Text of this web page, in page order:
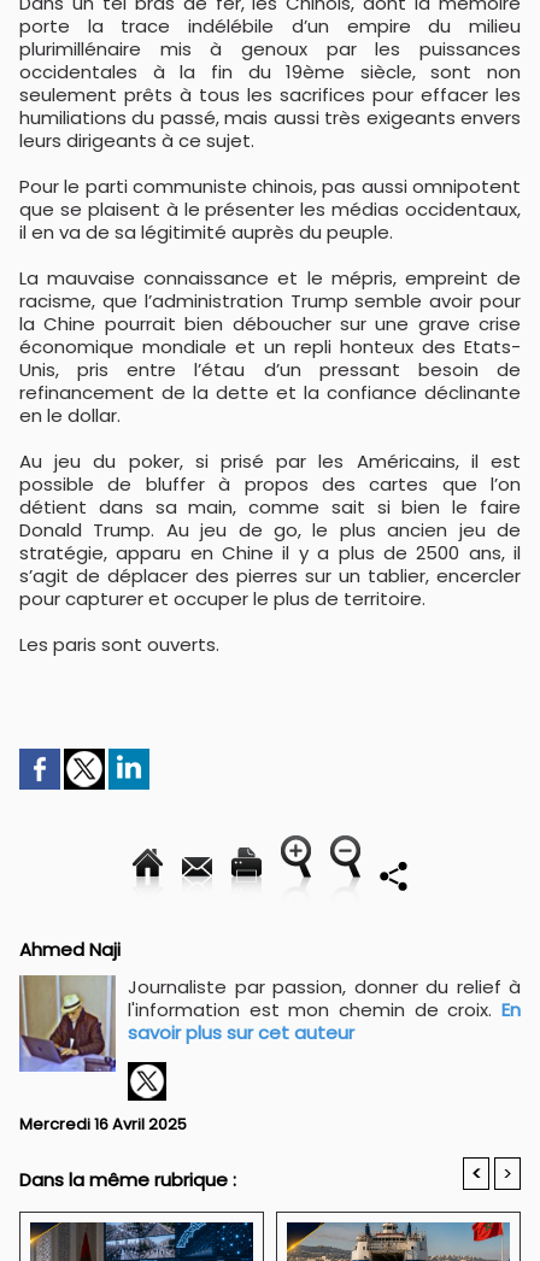
porte la trace indélébile d’un empire du milieu
plurimillénaire mis à genoux par les puissances
occidentales à la fin du 19ème siècle, sont non
seulement prêts à tous les sacrifices pour effacer les
humiliations du passé, mais aussi très exigeants envers
leurs dirigeants à ce sujet.
Pour le parti communiste chinois, pas aussi omnipotent
que se plaisent à le présenter les médias occidentaux,
il en va de sa légitimité auprès du peuple.
La mauvaise connaissance et le mépris, empreint de
racisme, que l’administration Trump semble avoir pour
la Chine pourrait bien déboucher sur une grave crise
économique mondiale et un repli honteux des Etats-
Unis, pris entre l’étau d’un pressant besoin de
refinancement de la dette et la confiance déclinante
en le dollar.
Au jeu du poker, si prisé par les Américains, il est
possible de bluffer à propos des cartes que l’on
détient dans sa main, comme sait si bien le faire
Donald Trump. Au jeu de go, le plus ancien jeu de
stratégie, apparu en Chine il y a plus de 2500 ans, il
s’agit de déplacer des pierres sur un tablier, encercler
pour capturer et occuper le plus de territoire.
Les paris sont ouverts.
Ahmed Naji
Journaliste par passion, donner du relief à
l'information est mon chemin de croix. En
savoir plus sur cet auteur
Mercredi 16 Avril 2025
Dans la même rubrique : < >